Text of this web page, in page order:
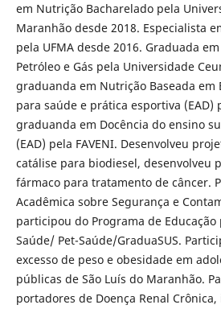
em Nutrição Bacharelado pela
Maranhão desde 2018. Especialista
pela UFMA desde 2016. Graduada
Petróleo e Gás pela Universidade
graduanda em Nutrição Baseada em
para saúde e prática esportiva (EAD)
graduanda em Docência do ensino
(EAD) pela FAVENI. Desenvolveu
catálise para biodiesel, desenvolveu
fármaco para tratamento de câncer.
Acadêmica sobre Segurança e
participou do Programa de
Saúde/ Pet-Saúde/GraduaSUS.
excesso de peso e obesidade em
públicas de São Luís do Maranhão.
portadores de Doença Renal